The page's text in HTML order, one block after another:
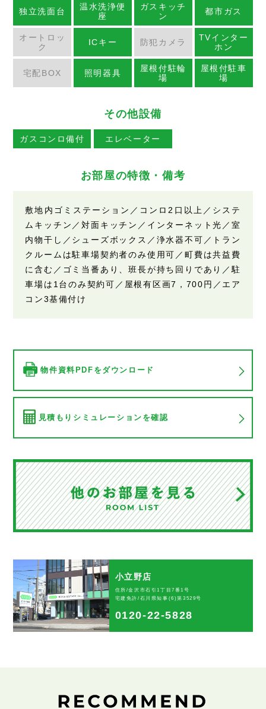
独立洗面台
温水洗浄便
座
ガスキッチ
ン
都市ガス
オートロッ
ク
ICキー 防犯カメラ
TVインター
ホン
宅配BOX 照明器具
屋根付駐輪
場
屋根付駐車
場
その他設備
ガスコンロ備付 エレベーター
お部屋の特徴・備考
敷地内ゴミステーション／コンロ2口以上／システ
ムキッチン／対面キッチン／インターネット光／室
内物干し／シューズボックス／浄水器不可／トラン
クルームは駐車場契約者のみ使用可／町費は共益費
に含む／ゴミ当番あり、班長が持ち回りであり／駐
車場は1台のみ契約可／屋根有区画7，700円／エア
コン3基備付け
物件資料PDFをダウンロード
見積もりシミュレーションを確認
小立野店
住所/金沢市石引1丁目7番1号
宅建免許/石川県知事(6)第3529号
0120-22-5828